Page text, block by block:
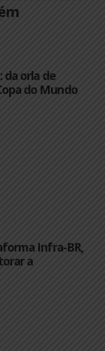
da orla de
do Mundo
Infra-BR,
a